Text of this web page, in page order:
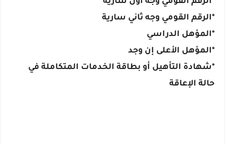
*الرقم القومي وجه ثاني سارية
*المؤهل الدراسي
*المؤهل الأعلى إن وجد
*شهادة التأهيل أو بطاقة الخدمات المتكاملة في
حالة الإعاقة